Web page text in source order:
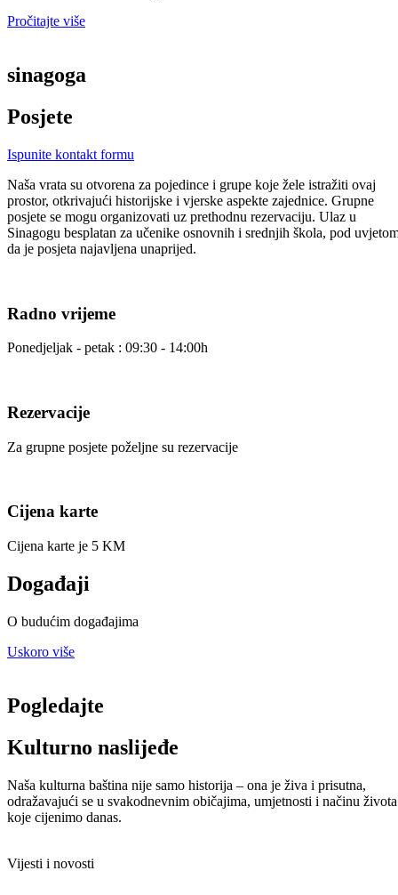
Pročitajte više
sinagoga
Posjete
Ispunite kontakt formu
Naša vrata su otvorena za pojedince i grupe koje žele istražiti ovaj
prostor, otkrivajući historijske i vjerske aspekte zajednice. Grupne
posjete se mogu organizovati uz prethodnu rezervaciju. Ulaz u
Sinagogu besplatan za učenike osnovnih i srednjih škola, pod
da je posjeta najavljena unaprijed.
Radno vrijeme
Ponedjeljak - petak : 09:30 - 14:00h
Rezervacije
Za grupne posjete poželjne su rezervacije
Cijena karte
Cijena karte je 5 KM
Događaji
O budućim događajima
Uskoro više
Pogledajte
Kulturno naslijeđe
Naša kulturna baština nije samo historija – ona je živa i prisutna,
odražavajući se u svakodnevnim običajima, umjetnosti i načinu života
koje cijenimo danas.
Vijesti i novosti